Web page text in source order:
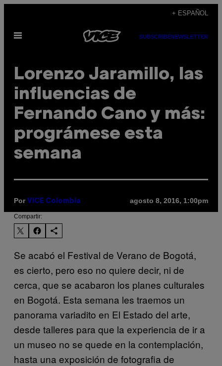
contenido
+ ESPAÑOL
Abrir
SUBSCRIBENEWSLETTER
Lorenzo Jaramillo, las
influencias de
Fernando Cano y más:
prográmese esta
semana
Por VICE Colombia agosto 8, 2016, 1:00pm
Compartir:
Se acabó el Festival de Verano de Bogotá,
es cierto, pero eso no quiere decir, ni de
cerca, que se acabaron los planes culturales
en Bogotá. Esta semana les traemos un
panorama variadito en El Estado del arte,
desde talleres para que la experiencia de ir a
un museo no se quede en la contemplación,
hasta una exposición de fotografia de